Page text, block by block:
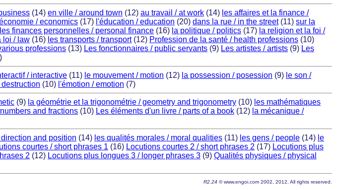
(14) en ville / around town (12) au travail / at work (14) les affaires et la finance /
/ economics (17) l'éducation / education (20) dans la rue / in the street(11) sur la
les finances personnelles / personal finance (16) la politique / politics (17) la religion et la foi /
loi / law (16) les transports / transport(12) Profession de la santé / health professions (10)
professions (13) Les fonctionnaires / public servants (9) Les artistes / artists (9) Les
/ interactive (11) le mouvement / motion (12) la possession / posession (9) le son /
destruction (10) l'émotion / emotion (7)
(9) la géométrie et la trigonométrie / geometry and trigonometry (10) les mathématiques
and fractions (10) Les éléments d'un livre / parts of a book (12) la mécanique /
and position (14) les qualités morales / moral qualities (11) les gens / people (14) le
courtes / short phrases 1 (16) Locutions courtes 2 / short phrases 2 (17) Locutions plus
2 (12) Locutions plus longues 3 / longer phrases 3 (9) Qualités physiques / physical
R2.24 © www.engoi.com 2002, 2012. All rights reserved.